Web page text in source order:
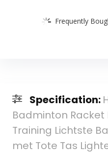
Frequently
Specification:
Badminton Racket
Training Lichtste
met Tote Tas